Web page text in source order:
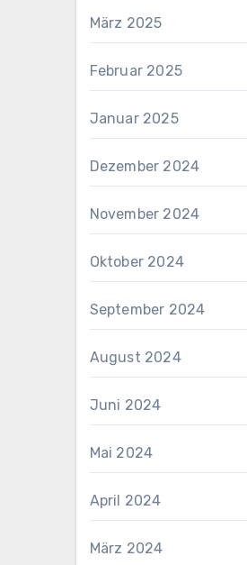
März 2025
Februar 2025
Januar 2025
Dezember 2024
November 2024
Oktober 2024
September 2024
August 2024
Juni 2024
Mai 2024
April 2024
März 2024